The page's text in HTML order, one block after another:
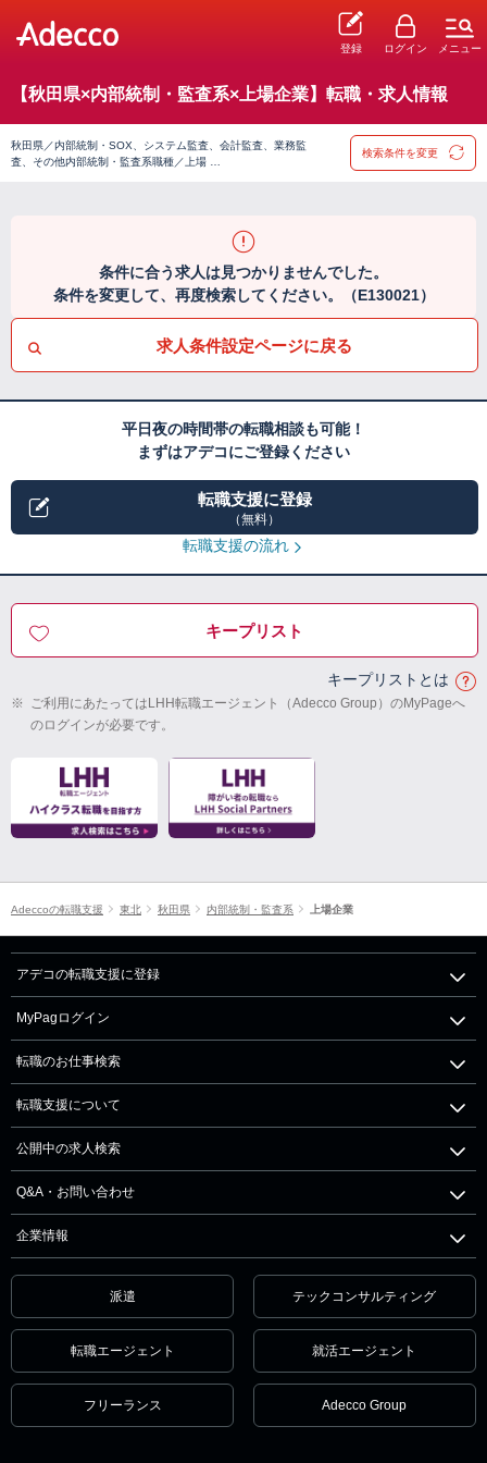
登録 ログイン メニュー
【秋田県×内部統制・監査系×上場企業】転職・求人情報
秋田県／内部統制・SOX、システム監査、会計監査、業務監
査、その他内部統制・監査系職種／上場 …
検索条件を変更
条件に合う求人は見つかりませんでした。
条件を変更して、再度検索してください。（E130021）
求人条件設定ページに戻る
平日夜の時間帯の転職相談も可能！
まずはアデコにご登録ください
転職支援に登録
（無料）
転職支援の流れ
キープリスト
キープリストとは
※ ご利用にあたってはLHH転職エージェント（Adecco Group）のMyPageへ
のログインが必要です。
Adeccoの転職支援 東北 秋田県 内部統制・監査系 上場企業
アデコの転職支援に登録
MyPagログイン
転職のお仕事検索
転職支援について
公開中の求人検索
Q&A・お問い合わせ
企業情報
派遣 テックコンサルティング
転職エージェント 就活エージェント
フリーランス Adecco Group